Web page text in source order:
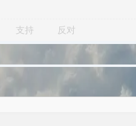
支持 反对